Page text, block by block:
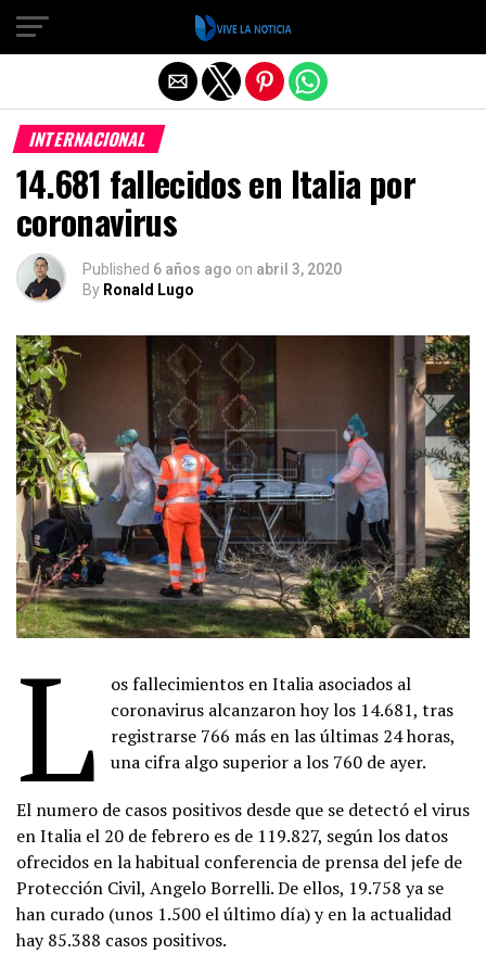
INTERNACIONAL
14.681 fallecidos en Italia por
coronavirus
Published 6 años ago on abril 3, 2020
By Ronald Lugo
L
os fallecimientos en Italia asociados al
coronavirus alcanzaron hoy los 14.681, tras
registrarse 766 más en las últimas 24 horas,
una cifra algo superior a los 760 de ayer.
El numero de casos positivos desde que se detectó el virus
en Italia el 20 de febrero es de 119.827, según los datos
ofrecidos en la habitual conferencia de prensa del jefe de
Protección Civil, Angelo Borrelli. De ellos, 19.758 ya se
han curado (unos 1.500 el último día) y en la actualidad
hay 85.388 casos positivos.
Salir de la versión móvil